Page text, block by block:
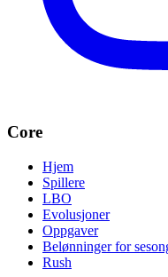
Core
Hjem
Spillere
LBO
Evolusjoner
Oppgaver
Belønninger for
Rush